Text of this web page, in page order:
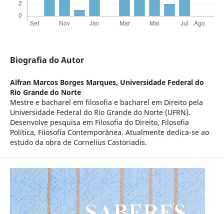
Biografia do Autor
Alfran Marcos Borges Marques, Universidade Federal do
Rio Grande do Norte
Mestre e bacharel em filosofia e bacharel em Direito pela
Universidade Federal do Rio Grande do Norte (UFRN).
Desenvolve pesquisa em Filosofia do Direito, Filosofia
Política, Filosofia Contemporânea. Atualmente dedica-se ao
estudo da obra de Cornelius Castoriadis.